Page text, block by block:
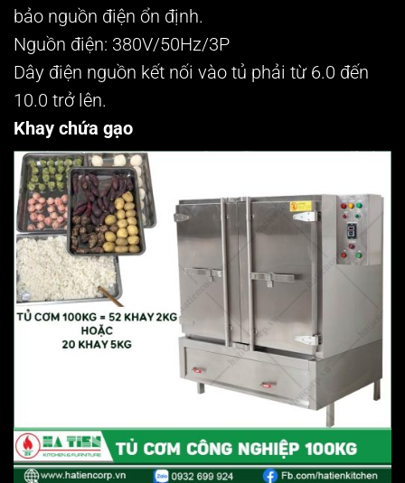
bảo nguồn điện ổn định.
Nguồn điện: 380V/50Hz/3P
Dây điện nguồn kết nối vào tủ phải từ 6.0 đến
10.0 trở lên.
Khay chứa gạo